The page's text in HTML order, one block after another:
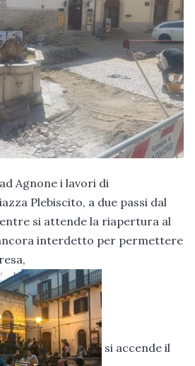
Agnone i lavori di
Plebiscito, a due passi dal
si attende la riapertura al
interdetto per permettere
si accende il